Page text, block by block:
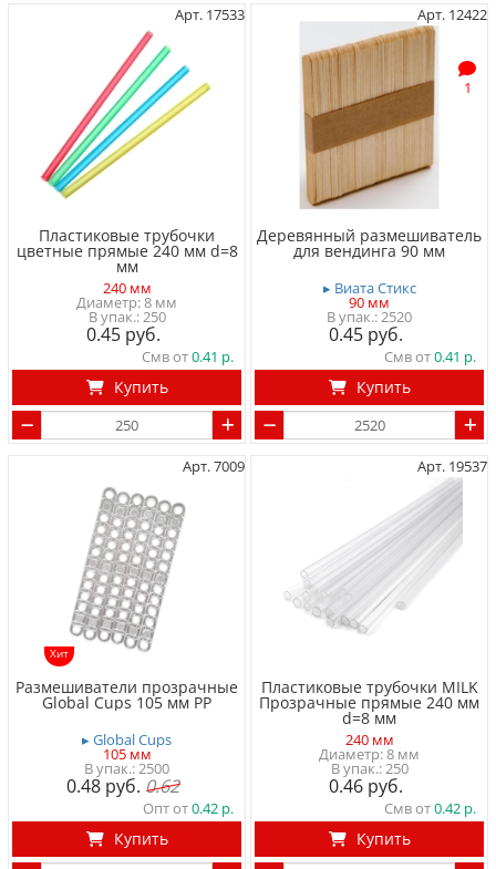
Арт. 17533
Пластиковые трубочки
цветные прямые 240 мм d=8
мм
240 мм
Диаметр: 8 мм
250
0.45
Смв от0.41
Купить
Арт. 12422
1
Деревянный размешиватель
для вендинга 90 мм
▸ Виата Стикс
90 мм
2520
0.45
Смв от0.41
Купить
Арт. 7009
Хит
Размешиватели прозрачные
Global Cups 105 мм PP
▸ Global Cups
105 мм
2500
0.48 0.62
Опт от0.42
Купить
Арт. 19537
Пластиковые трубочки MILK
Прозрачные прямые 240 мм
d=8 мм
240 мм
Диаметр: 8 мм
250
0.46
Смв от0.42
Купить